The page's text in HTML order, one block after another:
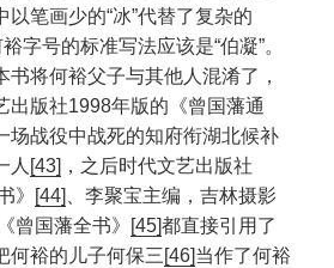
笔画少的“冰”代替了复杂的
字号的标准写法应该是“伯凝”。
书将何裕父子与其他人混淆了，
出版社1998年版的《曾国藩通
场战役中战死的知府衔湖北候补
人 [43] ，之后时代文艺出版社
》 [44]
、李聚宝主编，吉林摄影
曾国藩全书》 [45]都直接引用了
何裕的儿子何保三[46]当作了何裕